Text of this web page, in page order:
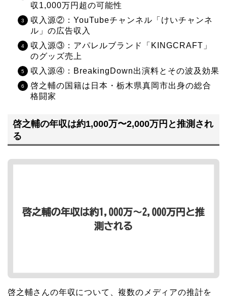
収1,000万円超の可能性
収入源②：YouTubeチャンネル「けいチャンネ
ル」の広告収入
収入源③：アパレルブランド「KINGCRAFT」
のグッズ売上
収入源④：BreakingDown出演料とその波及効果
啓之輔の国籍は日本・栃木県真岡市出身の総合
格闘家
啓之輔の年収は約1,000万〜2,000万円と推測され
る
啓之輔さんの年収について、複数のメディアの推計を